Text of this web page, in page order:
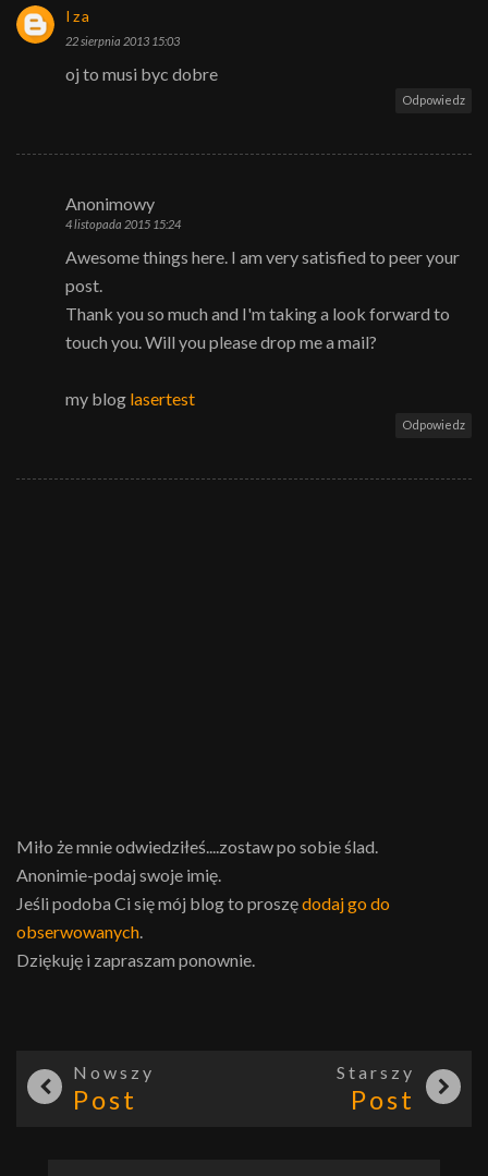
Iza
22 sierpnia 2013 15:03
oj to musi byc dobre
Odpowiedz
Anonimowy
4 listopada 2015 15:24
Awesome things here. I am very satisfied to peer your
post.
Thank you so much and I'm taking a look forward to
touch you. Will you please drop me a mail?
my blog lasertest
Odpowiedz
Miło że mnie odwiedziłeś....zostaw po sobie ślad.
Anonimie-podaj swoje imię.
Jeśli podoba Ci się mój blog to proszędodaj go do
obserwowanych
Dziękuję i zapraszam ponownie.
Nowszy
Post
Starszy
Post